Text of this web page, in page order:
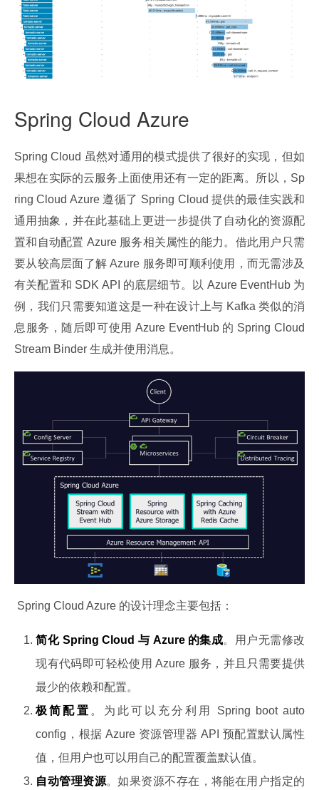
Spring Cloud Azure
Spring Cloud 虽然对通用的模式提供了很好的实现，但如
果想在实际的云服务上面使用还有一定的距离。所以，Sp
ring Cloud Azure 遵循了 Spring Cloud 提供的最佳实践和
通用抽象，并在此基础上更进一步提供了自动化的资源配
置和自动配置 Azure 服务相关属性的能力。借此用户只需
要从较高层面了解 Azure 服务即可顺利使用，而无需涉及
有关配置和 SDK API 的底层细节。以 Azure EventHub 为
例，我们只需要知道这是一种在设计上与 Kafka 类似的消
息服务，随后即可使用 Azure EventHub 的 Spring Cloud
Stream Binder 生成并使用消息。
Spring Cloud Azure 的设计理念主要包括：
简化 Spring Cloud 与 Azure 的集成。用户无需修改
现有代码即可轻松使用 Azure 服务，并且只需要提供
最少的依赖和配置。
极简配置 。为此可以充分利用 Spring boot auto
config，根据 Azure 资源管理器 API 预配置默认属性
值，但用户也可以用自己的配置覆盖默认值。
自动管理资源。如果资源不存在，将能在用户指定的